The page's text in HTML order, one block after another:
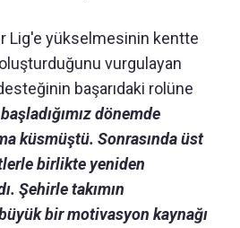
Lig'e yükselmesinin kentte
vurgulayan
başarıdaki rolüne
dönemde
küsmüştü. Sonrasında üst
birlikte yeniden
Şehirle takımın
bir motivasyon kaynağı